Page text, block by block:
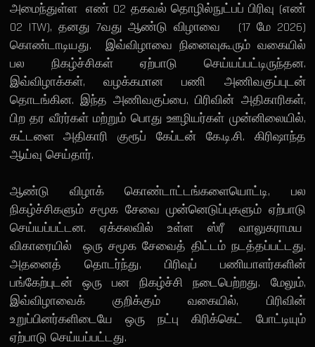
அமைந்துள்ள எண் 02 தகவல் தொழில்நுட்பப் பிரிவு (எண்
02 ITW), தனது 7வது ஆண்டு விழாவை (17 மே 2026)
கொண்டாடியது. இவ்விழாவை நினைவுகூரும் வகையில்
பல நிகழ்ச்சிகள் ஏற்பாடு செய்யப்பட்டிருந்தன.
இவ்விழாக்கள், வழக்கமான பணி அணிவகுப்புடன்
தொடங்கின. இந்த அணிவகுப்பை, பிரிவின் அதிகாரிகள்,
பிற தர வீரர்கள் மற்றும் பொது ஊழியர்கள் முன்னிலையில்,
கட்டளை அதிகாரி குரூப் கேப்டன் கே.டி.சி. கிரிஷாந்த
ஆய்வு செய்தார்.
ஆண்டு விழாக் கொண்டாட்டங்களையொட்டி, பல
நிகழ்ச்சிகளும் சமூக சேவை முன்னெடுப்புகளும் ஏற்பாடு
செய்யப்பட்டன. ஏக்கலவில் உள்ள ஸ்ரீ வாலுகராமய
விகாரையில் ஒரு சமூக சேவைத் திட்டம் நடத்தப்பட்டது.
அதனைத் தொடர்ந்து, பிரிவுப் பணியாளர்களின்
பங்கேற்புடன் ஒரு பன நிகழ்ச்சி நடைபெற்றது. மேலும்,
இவ்விழாவைக் குறிக்கும் வகையில், பிரிவின்
உறுப்பினர்களிடையே ஒரு நட்பு கிரிக்கெட் போட்டியும்
ஏற்பாடு செய்யப்பட்டது.